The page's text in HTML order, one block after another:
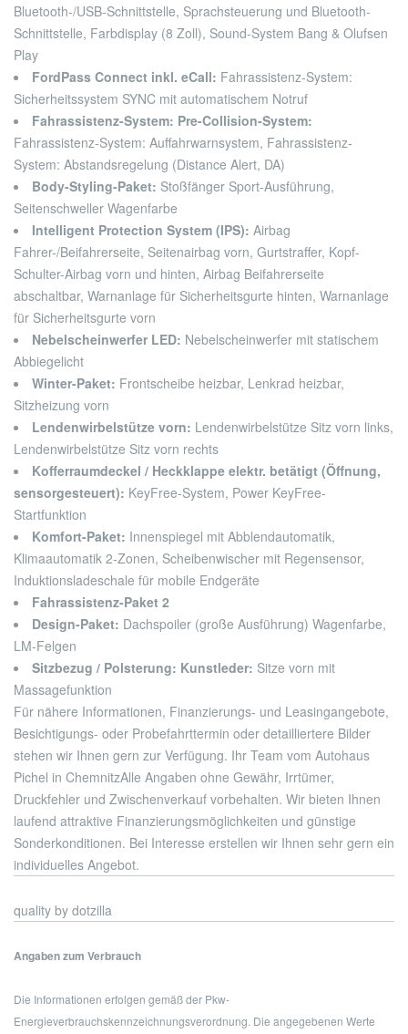
Bluetooth-/USB-Schnittstelle, Sprachsteuerung und Bluetooth-
Schnittstelle, Farbdisplay (8 Zoll), Sound-System Bang & Olufsen
Play
FordPass Connect inkl. eCall: Fahrassistenz-System:
Sicherheitssystem SYNC mit automatischem Notruf
Fahrassistenz-System: Pre-Collision-System:
Fahrassistenz-System: Auffahrwarnsystem, Fahrassistenz-
System: Abstandsregelung (Distance Alert, DA)
Body-Styling-Paket: Stoßfänger Sport-Ausführung,
Seitenschweller Wagenfarbe
Intelligent Protection System (IPS): Airbag
Fahrer-/Beifahrerseite, Seitenairbag vorn, Gurtstraffer, Kopf-
Schulter-Airbag vorn und hinten, Airbag Beifahrerseite
abschaltbar, Warnanlage für Sicherheitsgurte hinten, Warnanlage
für Sicherheitsgurte vorn
Nebelscheinwerfer LED: Nebelscheinwerfer mit statischem
Abbiegelicht
Winter-Paket: Frontscheibe heizbar, Lenkrad heizbar,
Sitzheizung vorn
Lendenwirbelstütze vorn: Lendenwirbelstütze Sitz vorn links,
Lendenwirbelstütze Sitz vorn rechts
Kofferraumdeckel / Heckklappe elektr. betätigt (Öffnung,
sensorgesteuert): KeyFree-System, Power KeyFree-
Startfunktion
Komfort-Paket: Innenspiegel mit Abblendautomatik,
Klimaautomatik 2-Zonen, Scheibenwischer mit Regensensor,
Induktionsladeschale für mobile Endgeräte
Fahrassistenz-Paket 2
Design-Paket: Dachspoiler (große Ausführung) Wagenfarbe,
LM-Felgen
Sitzbezug / Polsterung: Kunstleder: Sitze vorn mit
Massagefunktion
Für nähere Informationen, Finanzierungs- und Leasingangebote,
Besichtigungs- oder Probefahrttermin oder detailliertere Bilder
stehen wir Ihnen gern zur Verfügung. Ihr Team vom Autohaus
Pichel in ChemnitzAlle Angaben ohne Gewähr, Irrtümer,
Druckfehler und Zwischenverkauf vorbehalten. Wir bieten Ihnen
laufend attraktive Finanzierungsmöglichkeiten und günstige
Sonderkonditionen. Bei Interesse erstellen wir Ihnen sehr gern ein
individuelles Angebot.
quality by dotzilla
Angaben zum Verbrauch
Die Informationen erfolgen gemäß der Pkw-
Energieverbrauchskennzeichnungsverordnung. Die angegebenen Werte